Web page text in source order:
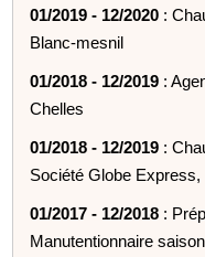
01/2019 - 12/2020 :
Blanc-mesnil
01/2018 - 12/2019 :
Chelles
01/2018 - 12/2019 :
Société Globe
01/2017 - 12/2018 :
Manutentionnaire